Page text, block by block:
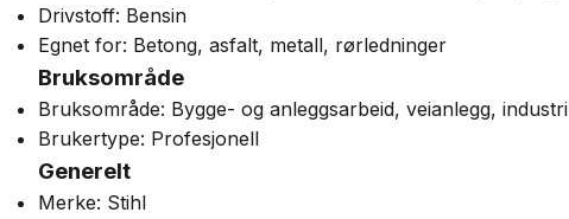
Drivstoff: Bensin
Egnet for: Betong, asfalt, metall, rørledninger
Bruksområde
Bruksområde: Bygge- og anleggsarbeid, veianlegg, industri
Brukertype: Profesjonell
Generelt
Merke: Stihl